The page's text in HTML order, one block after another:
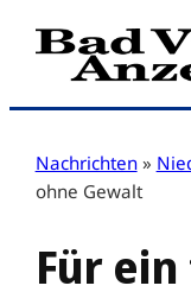
Zum
Inhalt
Nachrichten »
ohne Gewalt
Für